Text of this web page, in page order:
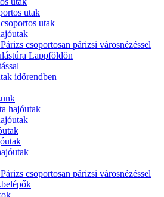
utak
utak
csoportosan párizsi városnézéssel
Lappföldön
időrendben
hajóutak
csoportosan párizsi városnézéssel